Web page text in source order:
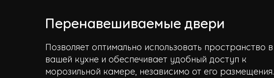
Перенавешиваемые двери
Позволяет оптимально использовать пространство в
вашей кухне и обеспечивает удобный доступ к
морозильной камере, независимо от его размещения.